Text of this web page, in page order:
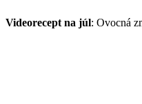
Videorecept na júl: Ovocná